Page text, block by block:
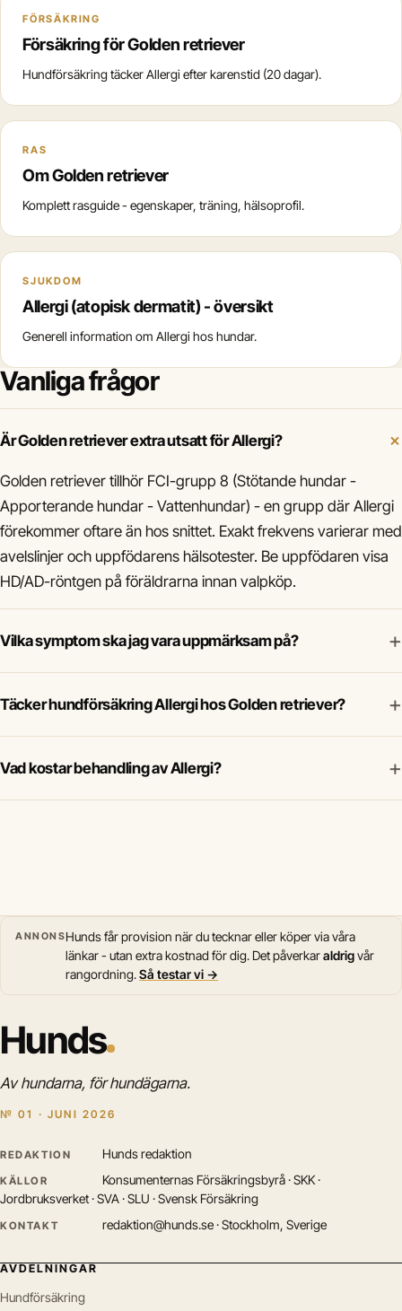
FÖRSÄKRING
Försäkring för Golden retriever
Hundförsäkring täcker Allergi efter karenstid (20 dagar).
RAS
Om Golden retriever
Komplett rasguide - egenskaper, träning, hälsoprofil.
SJUKDOM
Allergi (atopisk dermatit) - översikt
Generell information om Allergi hos hundar.
Vanliga frågor
Är Golden retriever extra utsatt för Allergi?
Golden retriever tillhör FCI-grupp 8 (Stötande hundar -
Apporterande hundar - Vattenhundar) - en grupp där Allergi
förekommer oftare än hos snittet. Exakt frekvens varierar med
avelslinjer och uppfödarens hälsotester. Be uppfödaren visa
HD/AD-röntgen på föräldrarna innan valpköp.
Vilka symptom ska jag vara uppmärksam på? +
Täcker hundförsäkring Allergi hos Golden retriever? +
Vad kostar behandling av Allergi? +
ANNONSHunds får provision när du tecknar eller köper via våra
länkar - utan extra kostnad för dig. Det påverkaraldrigvår
rangordning.Så testar vi →
Hunds
Av hundarna, för hundägarna.
№ 01 · JUNI 2026
REDAKTION Hunds redaktion
KÄLLOR
Konsumenternas Försäkringsbyrå · SKK ·
Jordbruksverket · SVA · SLU · Svensk Försäkring
KONTAKT redaktion@hunds.se · Stockholm, Sverige
AVDELNINGAR
Hundförsäkring